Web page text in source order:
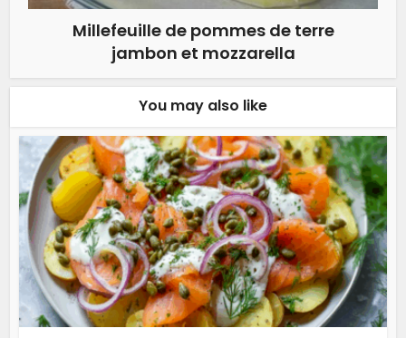
Millefeuille de pommes de terre
jambon et mozzarella
You may also like